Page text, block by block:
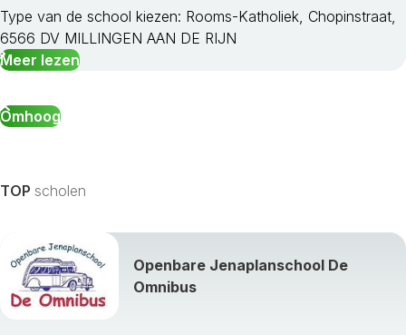
Aalten
Apeldoorn
Barneveld
Brummen
Culemborg
Doesburg
Doetinchem
Druten
Type van de school kiezen: Rooms-Katholiek, Chopinstraat,
6566 DV MILLINGEN AAN DE RIJN
Meer lezen
Omhoog
TOP scholen
Openbare Jenaplanschool De
Omnibus